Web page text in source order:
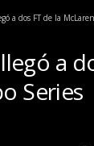
a dos FT de la
a
Series